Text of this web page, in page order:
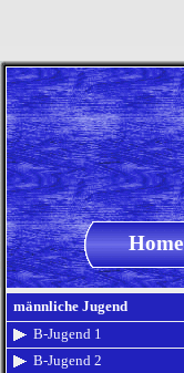
Home
männliche Jugend
B-Jugend 1
B-Jugend 2